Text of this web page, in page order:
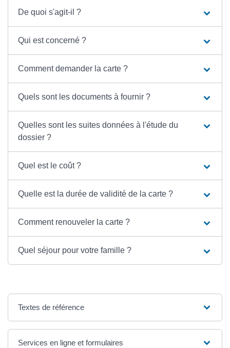
De quoi s'agit-il ?
Qui est concerné ?
Comment demander la carte ?
Quels sont les documents à fournir ?
Quelles sont les suites données à l'étude du
dossier ?
Quel est le coût ?
Quelle est la durée de validité de la carte ?
Comment renouveler la carte ?
Quel séjour pour votre famille ?
Textes de référence
Services en ligne et formulaires